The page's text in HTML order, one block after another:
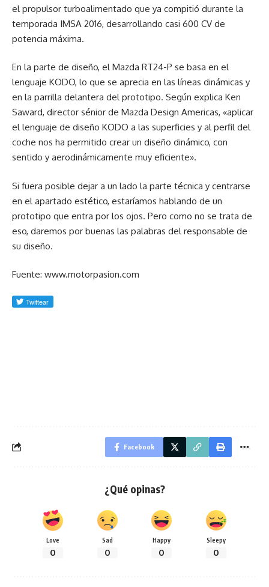
el propulsor turboalimentado que ya compitió durante la
temporada IMSA 2016, desarrollando casi 600 CV de
potencia máxima.
En la parte de diseño, el Mazda RT24-P se basa en el
lenguaje KODO, lo que se aprecia en las líneas dinámicas y
en la parrilla delantera del prototipo. Según explica Ken
Saward, director sénior de Mazda Design Americas, «aplicar
el lenguaje de diseño KODO a las superficies y al perfil del
coche nos ha permitido crear un diseño dinámico, con
sentido y aerodinámicamente muy eficiente».
Si fuera posible dejar a un lado la parte técnica y centrarse
en el apartado estético, estaríamos hablando de un
prototipo que entra por los ojos. Pero como no se trata de
eso, daremos por buenas las palabras del responsable de
su diseño.
Fuente: www.motorpasion.com
Facebook
¿Qué opinas?
Love
0
Sad
0
Happy
0
Sleepy
0